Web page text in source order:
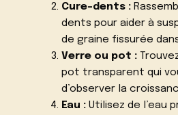
Cure-dents :
dents pour aider à
de graine fissurée dans
Verre ou pot :
pot transparent qui
d’observer la
Eau :Utilisez de l’eau